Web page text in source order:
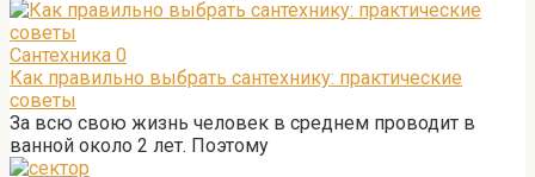
Сантехника 0
Как правильно выбрать сантехнику: практические
советы
За всю свою жизнь человек в среднем проводит в
ванной около 2 лет. Поэтому